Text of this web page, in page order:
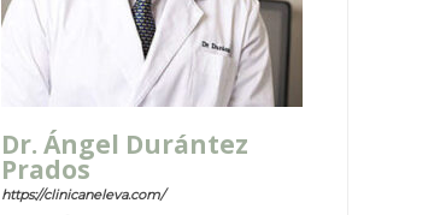
Dr. Ángel Durántez
Prados
https://clinicaneleva.com/